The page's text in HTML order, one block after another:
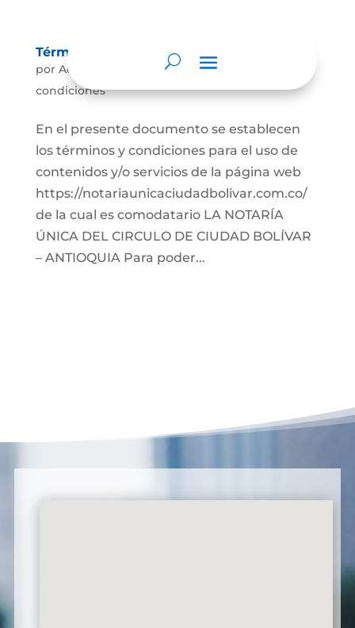
Términos y condiciones
por Admin Abr 26, 2022|
Términos y
condiciones
En el presente documento se establecen
los términos y condiciones para el uso de
contenidos y/o servicios de la página web
https://notariaunicaciudadbolivar.com.co/
de la cual es comodatario LA NOTARÍA
ÚNICA DEL CIRCULO DE CIUDAD BOLÍVAR
– ANTIOQUIA Para poder...